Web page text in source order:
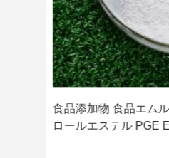
食品添加物 食品エム
ロールエステル PGE